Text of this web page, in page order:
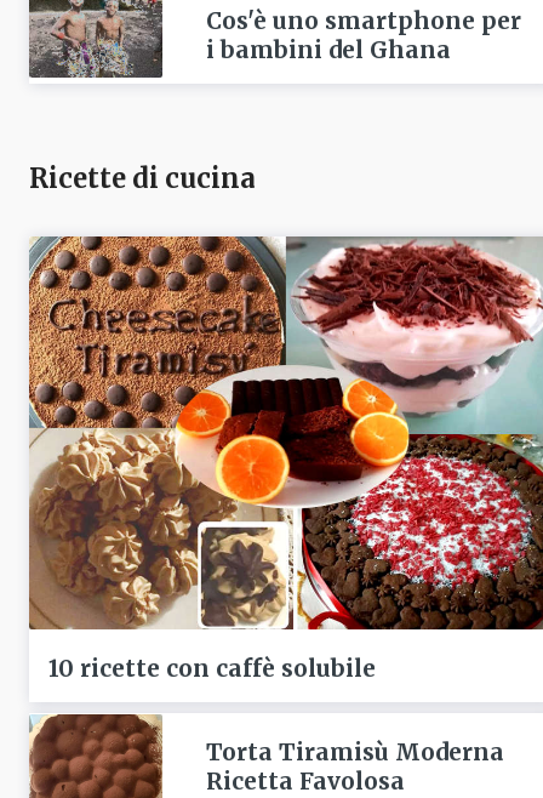
Cos'è uno smartphone per
i bambini del Ghana
Ricette di cucina
10 ricette con caffè solubile
Torta Tiramisù Moderna
Ricetta Favolosa